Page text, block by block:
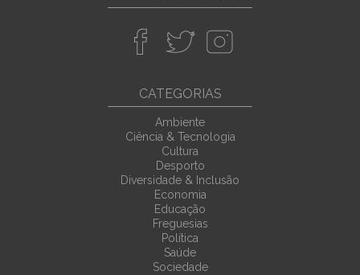
CATEGORIAS
Ambiente
Ciência & Tecnologia
Cultura
Desporto
Diversidade & Inclusão
Economia
Educação
Freguesias
Política
Saúde
Sociedade